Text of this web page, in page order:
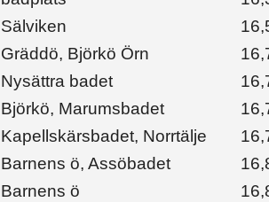
Sälviken
Gräddö, Björkö Örn
Nysättra badet
Björkö, Marumsbadet
Kapellskärsbadet, Norrtälje
Barnens ö, Assöbadet
Barnens ö